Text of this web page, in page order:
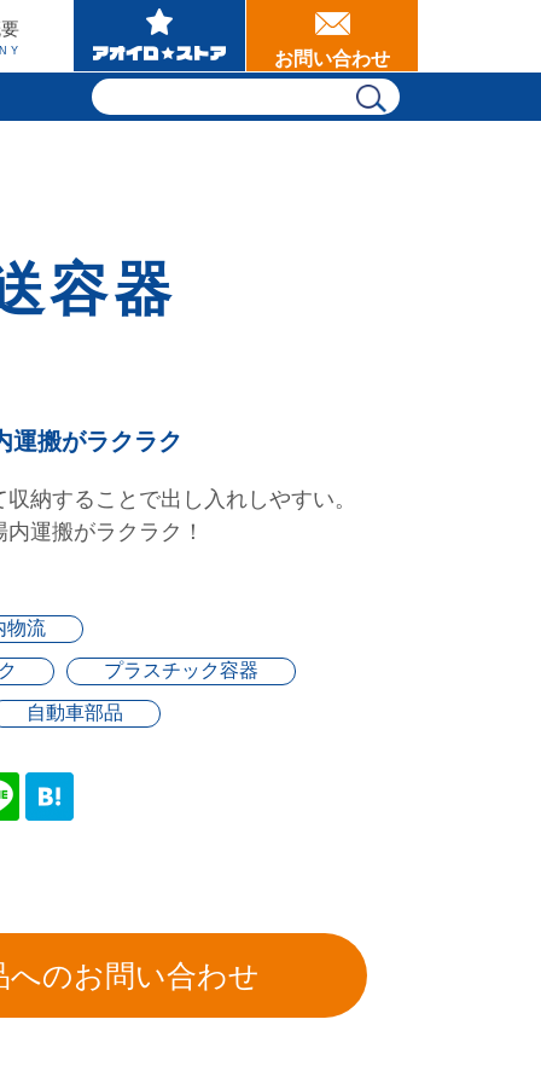
お問い合わせ
容器
運搬がラクラク
納することで出し入れしやすい。
運搬がラクラク！
物流
プラスチック容器
自動車部品